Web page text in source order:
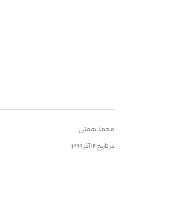
محمد همتی
در تاریخ ۱۴ آذر ۱۳۹۹